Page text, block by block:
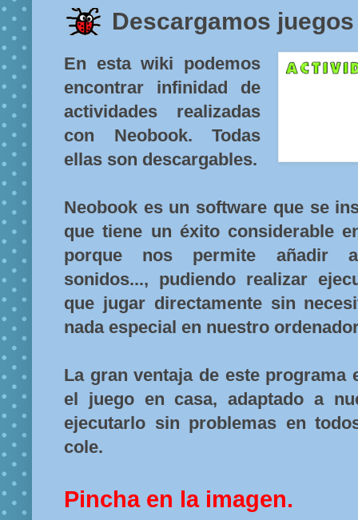
Descargamos
En esta wiki podemos
encontrar infinidad de
actividades realizadas
con Neobook. Todas
ellas son descargables.
Neobook es un software que se
que tiene un éxito considerable
porque nos permite añadir
sonidos..., pudiendo realizar
que jugar directamente sin
nada especial en nuestro
La gran ventaja de este programa
el juego en casa, adaptado a
ejecutarlo sin problemas en
cole.
Pincha en la imagen.